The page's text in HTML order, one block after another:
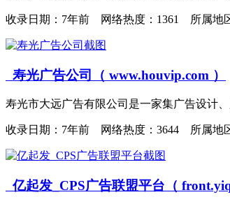
收录日期： 7年前 网络热度：1361 所属地
寿光广告公司（ www.houvip.com ）
寿光市大远广告有限公司是一家集广告设计
收录日期： 7年前 网络热度：3644 所属地
亿起发_CPS广告联盟平台（